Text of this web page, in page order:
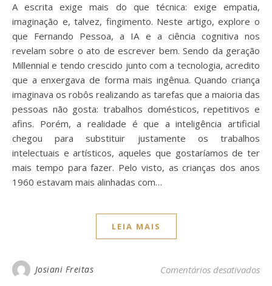
A escrita exige mais do que técnica: exige empatia,
imaginação e, talvez, fingimento. Neste artigo, explore o
que Fernando Pessoa, a IA e a ciência cognitiva nos
revelam sobre o ato de escrever bem. Sendo da geração
Millennial e tendo crescido junto com a tecnologia, acredito
que a enxergava de forma mais ingênua. Quando criança
imaginava os robôs realizando as tarefas que a maioria das
pessoas não gosta: trabalhos domésticos, repetitivos e
afins. Porém, a realidade é que a inteligência artificial
chegou para substituir justamente os trabalhos
intelectuais e artísticos, aqueles que gostaríamos de ter
mais tempo para fazer. Pelo visto, as crianças dos anos
1960 estavam mais alinhadas com…
LEIA MAIS
Josiani Freitas Comentários desativados